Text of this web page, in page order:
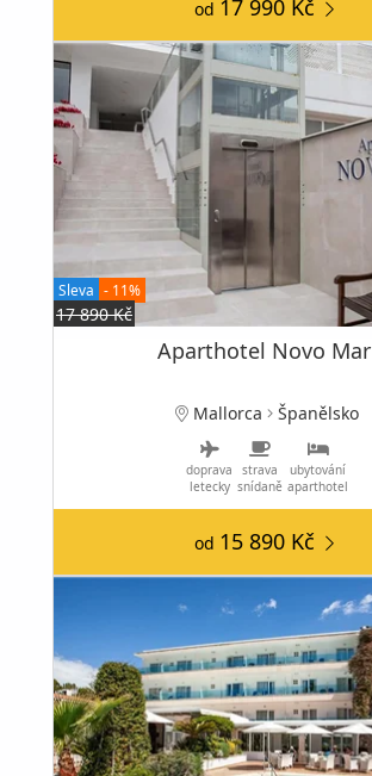
od 17 990 Kč
Sleva - 11%
17 890 Kč
Aparthotel Novo Mar
Mallorca Španělsko
doprava
letecky
strava
snídaně
ubytování
aparthotel
od 15 890 Kč